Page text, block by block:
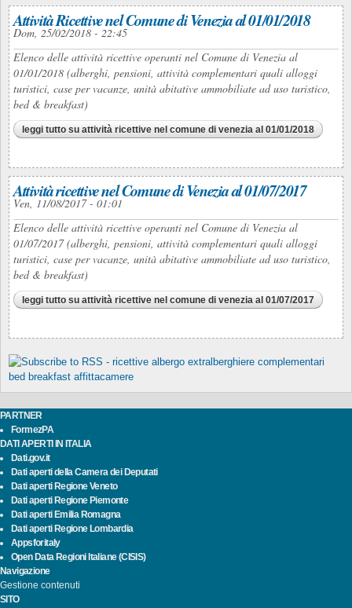
Attività Ricettive nel Comune di Venezia al 01/01/2018
Dom, 25/02/2018 - 22:45
Elenco delle attività ricettive operanti nel Comune di Venezia al
01/01/2018 (alberghi, pensioni, attività complementari quali alloggi
turistici, case per vacanze, unità abitative ammobiliate ad uso turistico,
bed & breakfast)
leggi tutto su attività ricettive nel comune di venezia al 01/01/2018
Attività ricettive nel Comune di Venezia al 01/07/2017
Ven, 11/08/2017 - 01:01
Elenco delle attività ricettive operanti nel Comune di Venezia al
01/07/2017 (alberghi, pensioni, attività complementari quali alloggi
turistici, case per vacanze, unità abitative ammobiliate ad uso turistico,
bed & breakfast)
leggi tutto su attività ricettive nel comune di venezia al 01/07/2017
PARTNER
FormezPA
DATI APERTI IN ITALIA
Dati.gov.it
Dati aperti della Camera dei Deputati
Dati aperti Regione Veneto
Dati aperti Regione Piemonte
Dati aperti Emilia Romagna
Dati aperti Regione Lombardia
Appsforitaly
Open Data Regioni Italiane (CISIS)
Navigazione
Gestione contenuti
SITO